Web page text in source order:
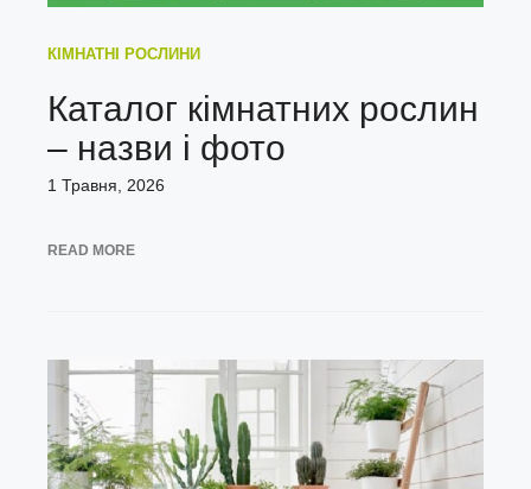
КІМНАТНІ РОСЛИНИ
Каталог кімнатних рослин
– назви і фото
1 Травня, 2026
READ MORE